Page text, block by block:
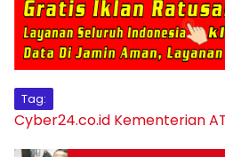
Tag:
Cyber24.co.id Kementerian